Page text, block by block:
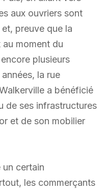
aux ouvriers sont
preuve que la
moment du
plusieurs
la rue
a bénéficié
de ses infrastructures
et de son mobilier
un certain
les commerçants